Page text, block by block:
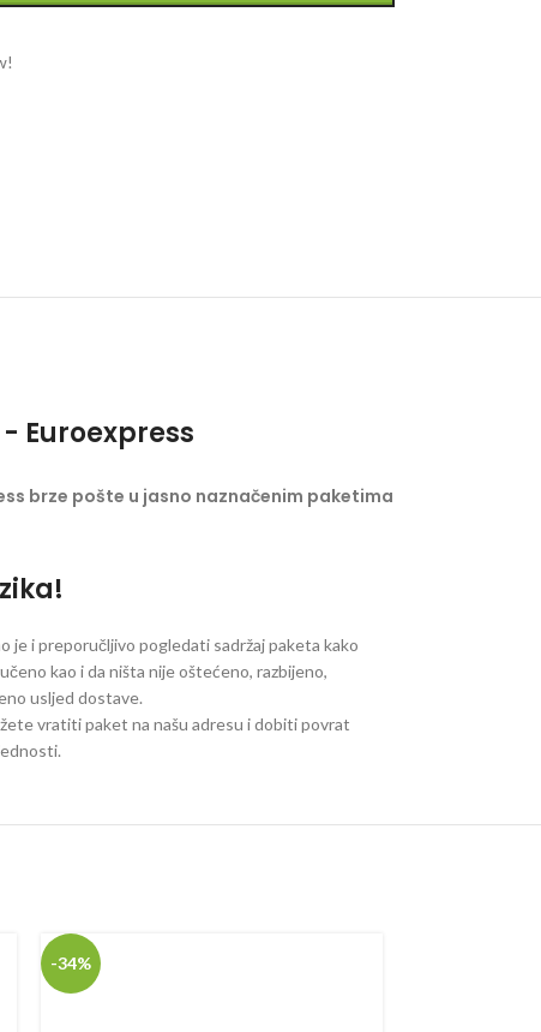
Euroexpress
brze pošte u jasno naznačenim paketima
je i preporučljivo pogledati sadržaj paketa kako
kao i da ništa nije oštećeno, razbijeno,
usljed dostave.
vratiti paket na našu adresu i dobiti povrat
-34%